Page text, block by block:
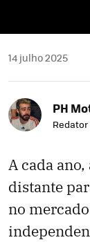
14 julho 2025
PH
Redator
A cada
distante
no